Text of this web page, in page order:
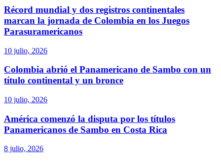
Récord mundial y dos registros continentales
marcan la jornada de Colombia en los Juegos
Parasuramericanos
10 julio, 2026
Colombia abrió el Panamericano de Sambo con un
título continental y un bronce
10 julio, 2026
América comenzó la disputa por los títulos
Panamericanos de Sambo en Costa Rica
8 julio, 2026